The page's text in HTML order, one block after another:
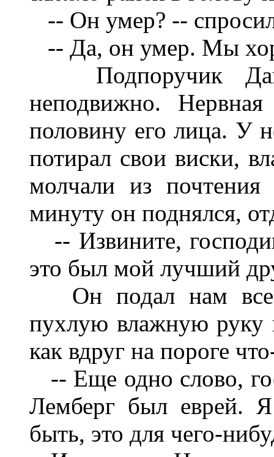
-- Он умер? --
-- Да, он умер. Мы
Подпоручик
неподвижно. Нервная
половину его лица. У
потирал свои виски,
молчали из
минуту он поднялся,
-- Извините,
это был мой лучший
Он подал нам
пухлую влажную руку
как вдруг на пороге
-- Еще одно слово,
Лемберг был еврей.
быть, это для чего-